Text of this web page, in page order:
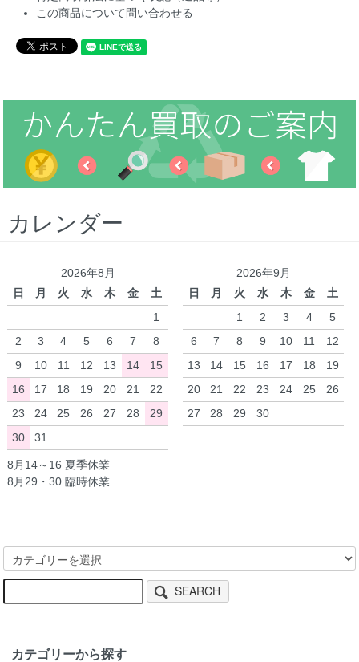
この商品について問い合わせる
カレンダー
2026年8月
日
月 火 水 木 金
土
1
2
3 4 5 6 7
8
9
10 11 12 13 14
15
16
17 18 19 20 21
22
23
24 25 26 27 28
29
30
31
2026年9月
日
月 火 水 木 金
土
1
2 3 4
5
6
7 8 9 10 11
12
13
14 15 16 17 18
19
20
21 22 23 24 25
26
27
28 29 30
8月14～16 夏季休業
8月29・30 臨時休業
SEARCH
カテゴリーから探す